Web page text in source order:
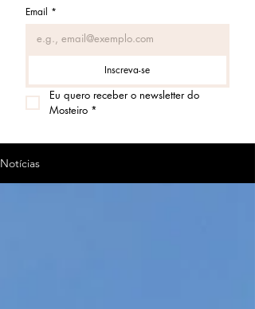
Email *
Inscreva-se
Eu quero receber o newsletter do
Mosteiro *
Notícias